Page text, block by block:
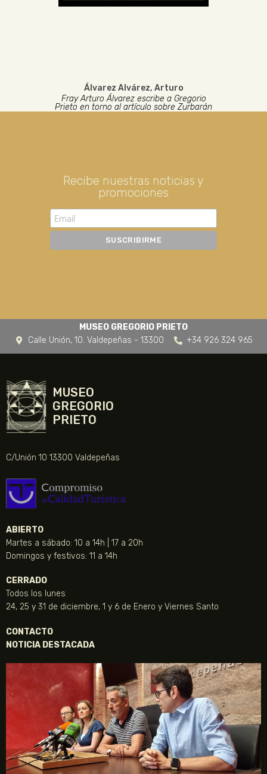
Álvarez Alvárez, Arturo
Fray Arturo Álvarez escribe a Gregorio
Prieto en torno al artículo sobre Zurbarán
Recibe nuestras noticias y
promociones
MUSEO GREGORIO PRIETO
Calle Unión, 10. Valdepeñas - 13300
+34 926 324 965
MUSEO
GREGORIO
PRIETO
C/Unión 10 13300 Valdepeñas
ABIERTO
Martes a sábado: 10 a 14h | 17 a 20h
Domingos y festivos: 11 a 14h
CERRADO
Todos los lunes
24, 25 y 31 de diciembre, 1 y 6 de Enero y Viernes Santo
CONTACTO
NOTICIA DESTACADA